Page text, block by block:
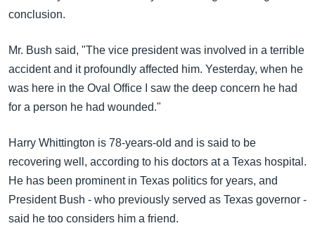
conclusion.
Mr. Bush said, "The vice president was involved in a terrible
accident and it profoundly affected him. Yesterday, when he
was here in the Oval Office I saw the deep concern he had
for a person he had wounded."
Harry Whittington is 78-years-old and is said to be
recovering well, according to his doctors at a Texas hospital.
He has been prominent in Texas politics for years, and
President Bush - who previously served as Texas governor -
said he too considers him a friend.